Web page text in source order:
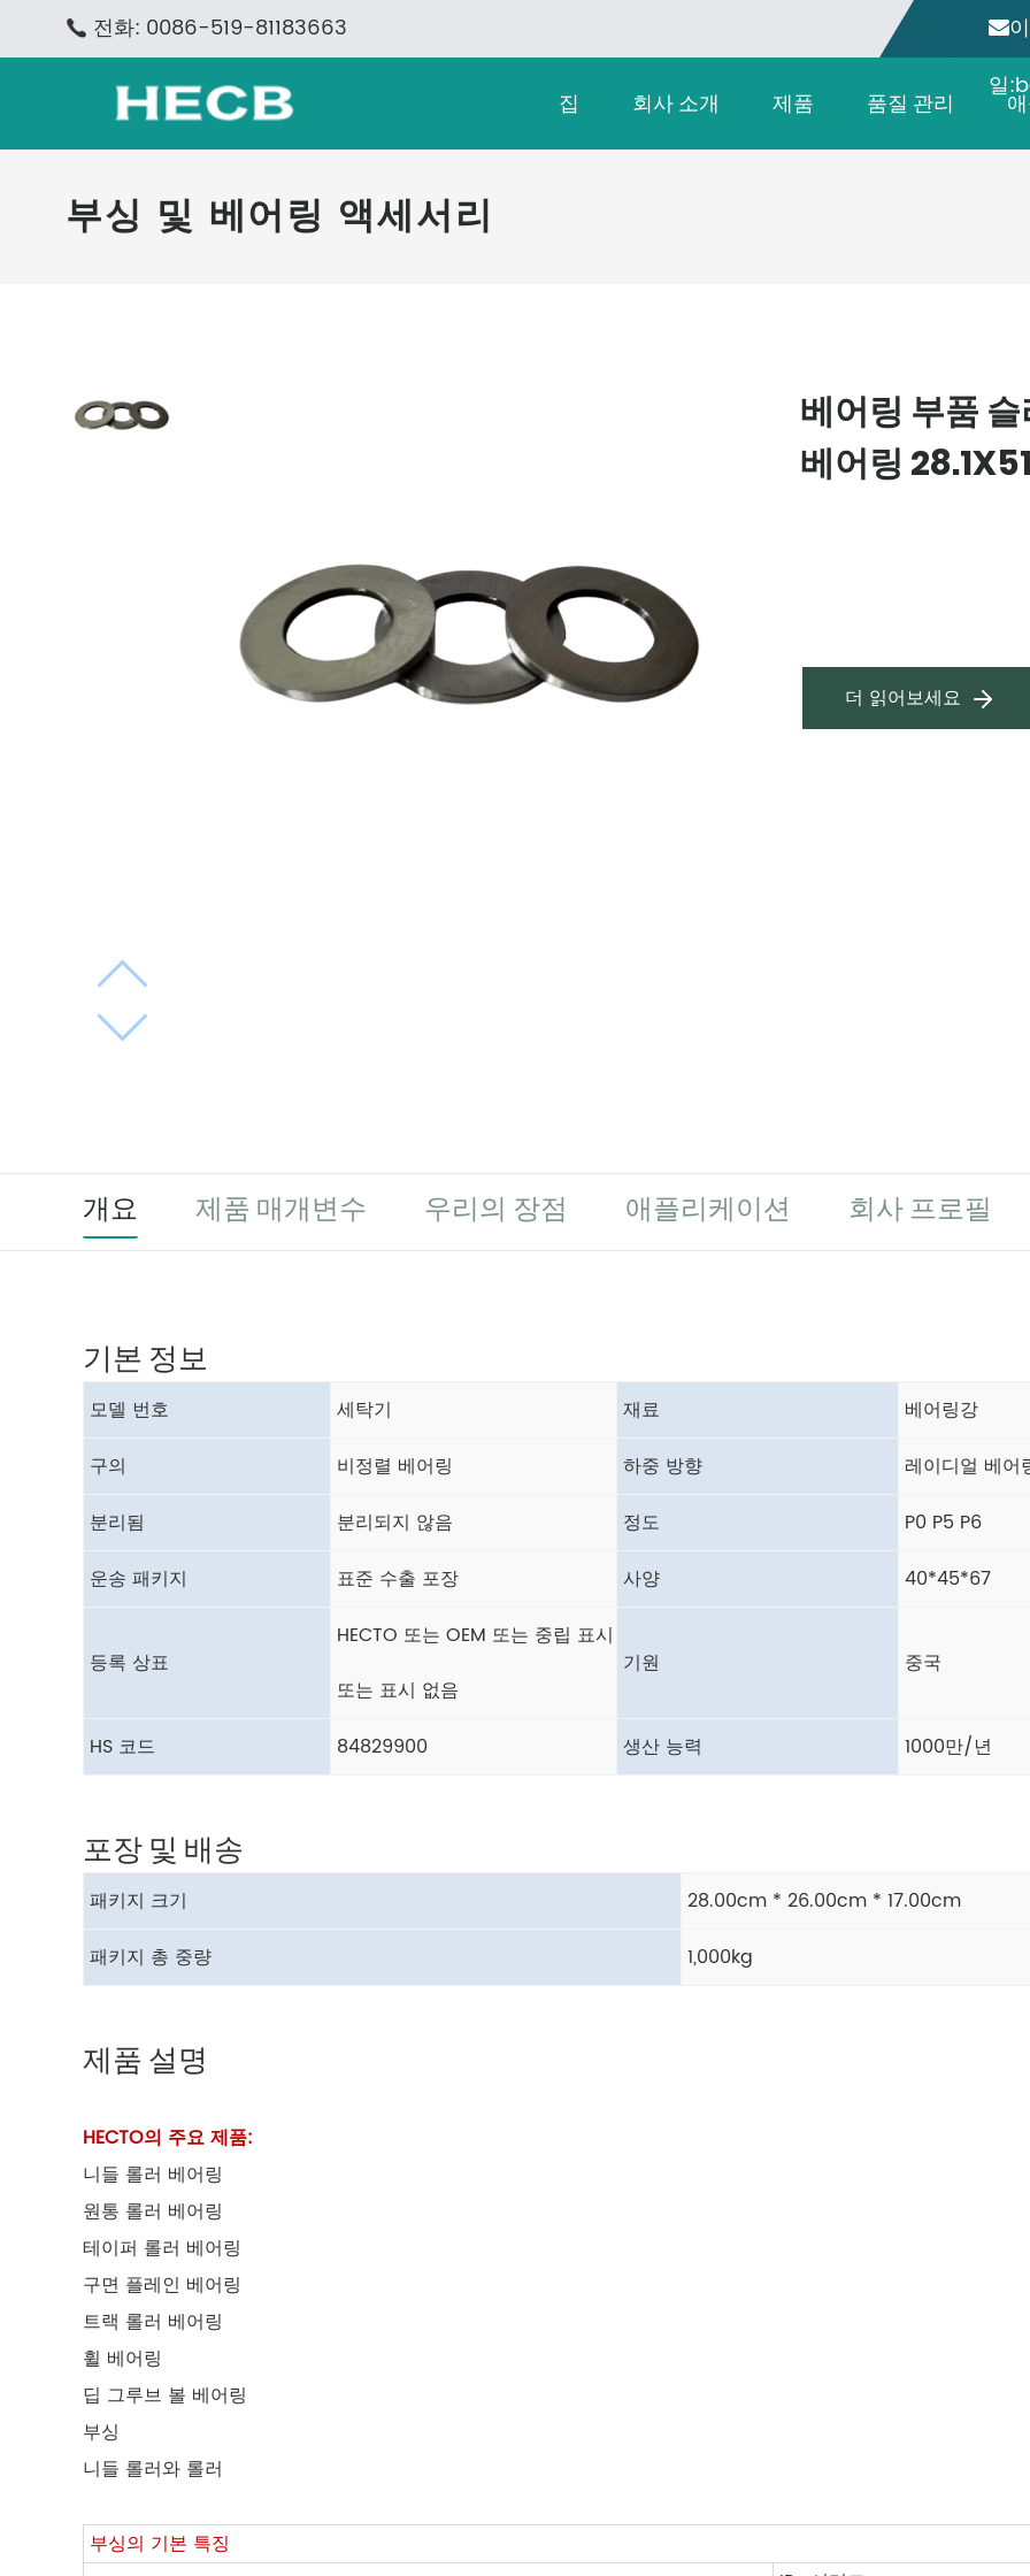
전화: 0086-519-81183663
일
집 회사 소개 제품 품질 관리
부싱 및 베어링 액세서리
베어링 부품
베어링 28.1X51
더 읽어보세요
개요 제품 매개변수 우리의 장점 애플리케이션 회사 프로필
기본 정보
모델 번호 세탁기 재료
베어링강
구의
비정렬 베어링 하중 방향
레이디얼 베어
분리됨
분리되지 않음 정도
P0 P5 P6
운송 패키지
표준 수출 포장 사양 40*45*67
등록 상표
HECTO 또는 OEM 또는 중립 표시
또는 표시 없음
기원 중국
HS 코드 84829900 생산 능력 1000만/년
포장 및 배송
패키지 크기
28.00cm * 26.00cm * 17.00cm
패키지 총 중량
1,000kg
제품 설명
HECTO의 주요 제품:
니들 롤러 베어링
원통 롤러 베어링
테이퍼 롤러 베어링
구면 플레인 베어링
트랙 롤러 베어링
휠 베어링
딥 그루브 볼 베어링
부싱
니들 롤러와 롤러
부싱의 기본 특징